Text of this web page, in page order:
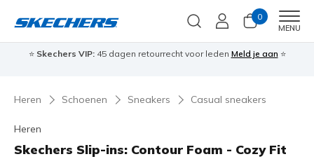
0
MENU
⭐ Skechers VIP:45 dagen retourrecht voor leden Meld je aan ⭐
Heren Schoenen Sneakers Casual sneakers
Heren
Skechers Slip-ins: Contour Foam - Cozy Fit